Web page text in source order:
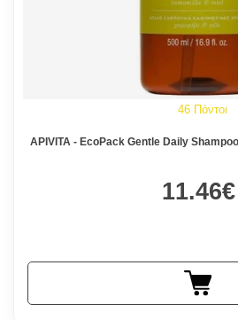
46 Πόντοι
11.46€